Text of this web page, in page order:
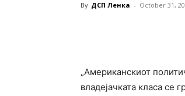
By ДСП Ленка - October 31,
„Американскиот
владејачката класа се